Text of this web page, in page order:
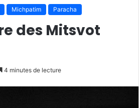
Michpatim Paracha
des Mitsvot
4 minutes de lecture